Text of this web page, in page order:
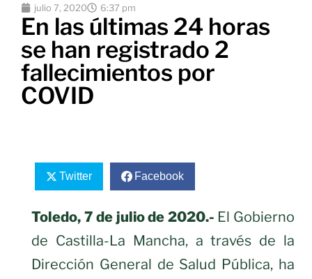
julio 7, 2020 6:37 pm
En las últimas 24 horas
se han registrado 2
fallecimientos por
COVID
Twitter Facebook
Toledo, 7 de julio de 2020.- El Gobierno
de Castilla-La Mancha, a través de la
Dirección General de Salud Pública, ha